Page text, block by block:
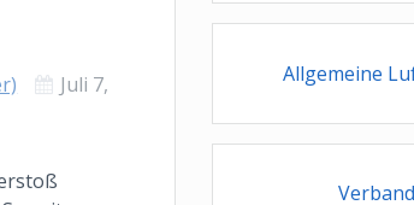
Juli 7,
Allgemeine
Verband